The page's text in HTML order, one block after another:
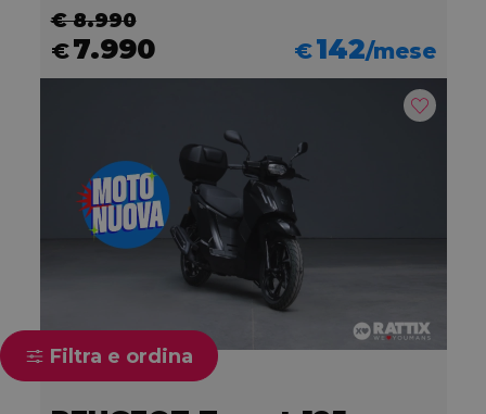
€ 8.990
€7.990 €142/mese
Filtra e ordina